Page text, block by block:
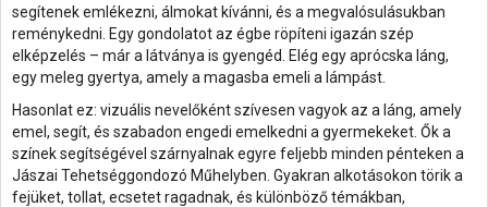
segítenek emlékezni, álmokat kívánni, és a megvalósulásukban
reménykedni. Egy gondolatot az égbe röpíteni igazán szép
elképzelés – már a látványa is gyengéd. Elég egy aprócska láng,
egy meleg gyertya, amely a magasba emeli a lámpást.
Hasonlat ez: vizuális nevelőként szívesen vagyok az a láng, amely
emel, segít, és szabadon engedi emelkedni a gyermekeket. Ők a
színek segítségével szárnyalnak egyre feljebb minden pénteken a
Jászai Tehetséggondozó Műhelyben. Gyakran alkotásokon törik a
fejüket, tollat, ecsetet ragadnak, és különböző témákban,